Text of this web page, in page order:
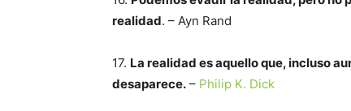
realidad. – Ayn Rand
17. La realidad es aquello que, incluso
desaparece. – Philip K. Dick